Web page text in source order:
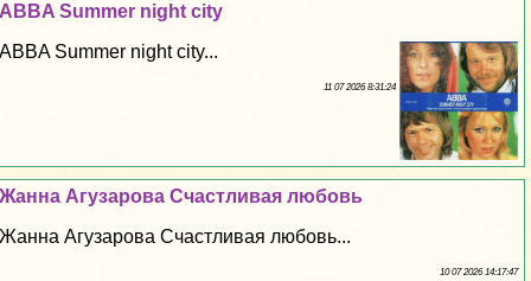
ABBA Summer night city
ABBA Summer night city...
11 07 2026 8:31:24
Жанна Агузарова Счастливая любовь
Жанна Агузарова Счастливая любовь...
10 07 2026 14:17:47